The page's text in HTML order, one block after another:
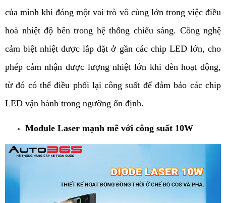
của mình khi đóng một vai trò vô cùng lớn trong việc điều
hoà nhiệt độ bên trong hệ thống chiếu sáng. Công nghệ
cảm biệt nhiệt được lắp đặt ở gần các chip LED lớn, cho
phép cảm nhận được lượng nhiệt lớn khi đèn hoạt động,
từ đó có thể điều phối lại công suất để đảm bảo các chip
LED vận hành trong ngưỡng ổn định.
Module Laser mạnh mẽ với công suất 10W